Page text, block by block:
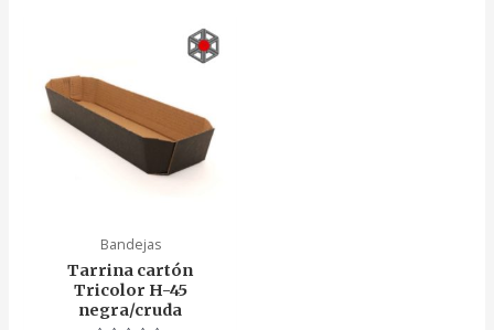
Bandejas
Tarrina cartón
Tricolor H-45
negra/cruda